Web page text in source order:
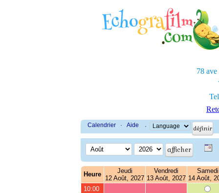
78 ave
Calendrier · Aide ·
Heure
Jeudi
12 Août, 2027
Vendredi
13 Août, 2027
Samedi
14 Août,
10:00